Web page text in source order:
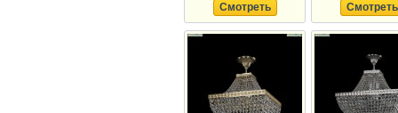
Смотреть Смотреть